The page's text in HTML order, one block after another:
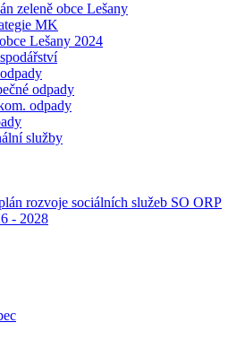
zeleně obce Lešany
MK
Lešany 2024
odpady
odpady
služby
rozvoje sociálních služeb SO ORP
- 2028